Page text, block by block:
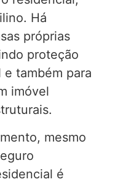
Há
próprias
proteção
também para
imóvel
mesmo
é